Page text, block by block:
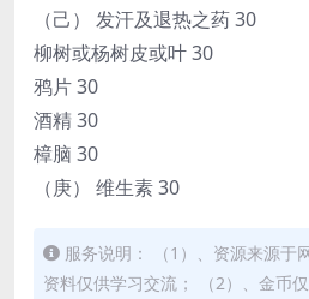
（己） 发汗及退热之药 30
柳树或杨树皮或叶 30
鸦片 30
酒精 30
樟脑 30
（庚） 维生素 30
服务说明： （1）、资源来源于
资料仅供学习交流； （2）、金币